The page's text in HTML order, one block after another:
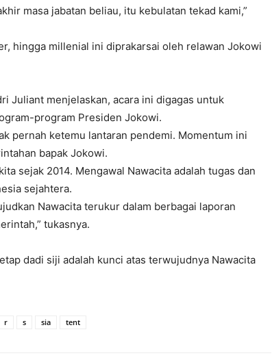
masa jabatan beliau, itu kebulatan tekad kami,”
hingga millenial ini diprakarsai oleh relawan Jokowi
Juliant menjelaskan, acara ini digagas untuk
program Presiden Jokowi.
pernah ketemu lantaran pendemi. Momentum ini
bapak Jokowi.
sejak 2014. Mengawal Nawacita adalah tugas dan
sejahtera.
Nawacita terukur dalam berbagai laporan
tukasnya.
dadi siji adalah kunci atas terwujudnya Nawacita
r s sia tent